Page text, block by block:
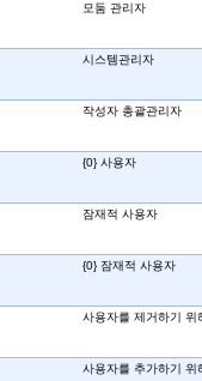
모둠 관리자
시스템관리자
작성자 총괄관리자
{0} 사용자
잠재적 사용자
{0} 잠재적 사용자
사용자를 제거하기 위
사용자를 추가하기 위